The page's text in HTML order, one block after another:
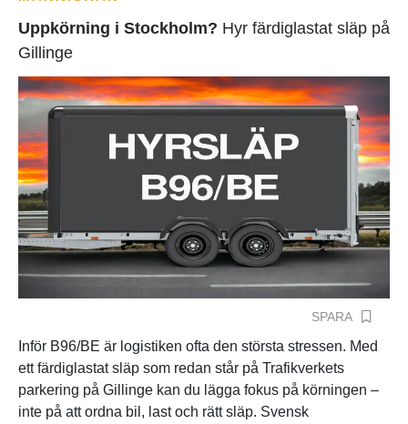
Uppkörning i Stockholm? Hyr färdiglastat släp på
Gillinge
SPARA
Inför B96/BE är logistiken ofta den största stressen. Med
ett färdiglastat släp som redan står på Trafikverkets
parkering på Gillinge kan du lägga fokus på körningen –
inte på att ordna bil, last och rätt släp. Svensk